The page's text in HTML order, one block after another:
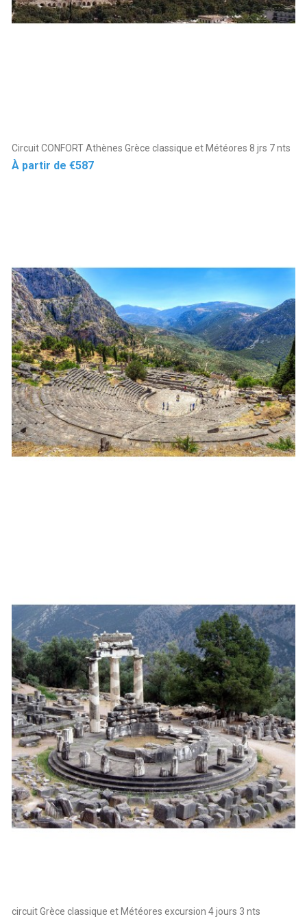
Circuit CONFORT Athènes Grèce classique et Météores 8 jrs 7 nts
Price
À partir de €587
circuit Grèce classique et Météores excursion 4 jours 3 nts